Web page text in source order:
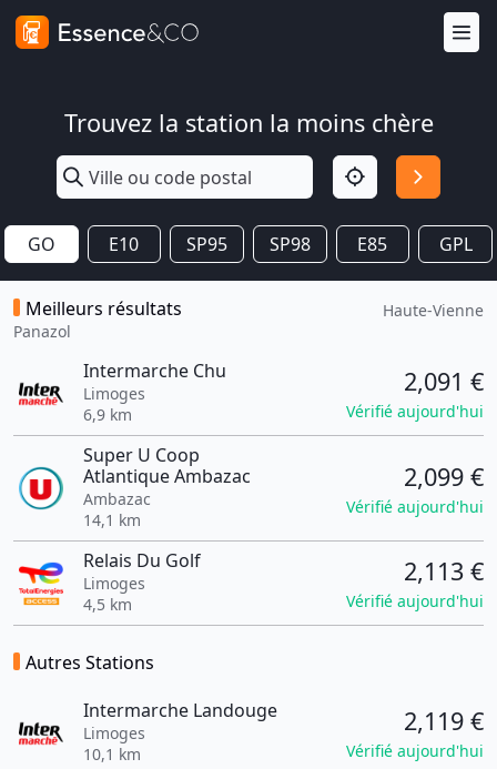
Trouvez la station la moins chère
GO E10 SP95 SP98 E85 GPL
Meilleurs résultats
Panazol
Haute-Vienne
Intermarche Chu
Limoges
6,9 km
2,091 €
Vérifié aujourd'hui
Super U Coop
Atlantique Ambazac
Ambazac
14,1 km
2,099 €
Vérifié aujourd'hui
Relais Du Golf
Limoges
4,5 km
2,113 €
Vérifié aujourd'hui
Autres Stations
Intermarche Landouge
Limoges
10,1 km
2,119 €
Vérifié aujourd'hui